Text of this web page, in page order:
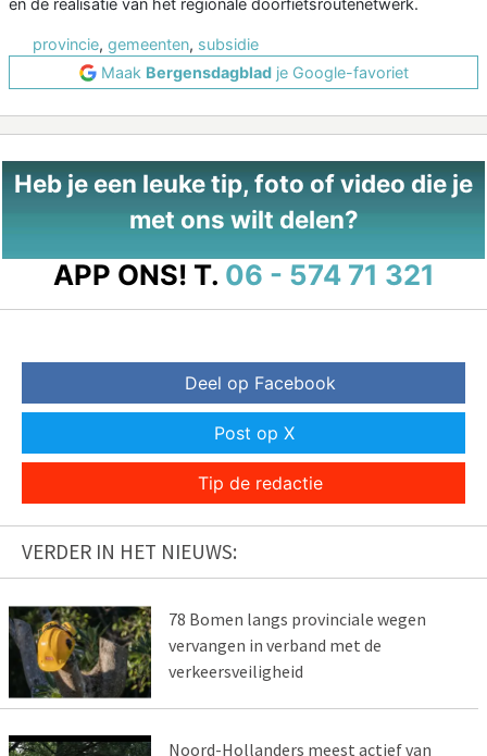
en de realisatie van het regionale doorfietsroutenetwerk.
provincie, gemeenten, subsidie
Maak Bergensdagbladje Google-favoriet
Heb je een leuke tip, foto of video die je
met ons wilt delen?
APP ONS! T. 06 - 574 71 321
Deel op Facebook
Post op X
Tip de redactie
VERDER IN HET NIEUWS:
78 Bomen langs provinciale wegen
vervangen in verband met de
verkeersveiligheid
Noord-Hollanders meest actief van